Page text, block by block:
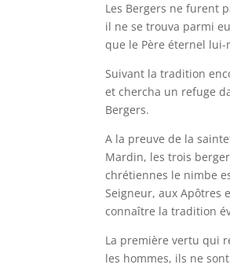
Les Bergers ne furent
il ne se trouva parmi
que le Père éternel
Suivant la tradition
et chercha un refuge
Bergers.
A la preuve de la
Mardin, les trois
chrétiennes le nimbe
Seigneur, aux Apôtres
connaître la tradition
La première vertu qui
les hommes, ils ne